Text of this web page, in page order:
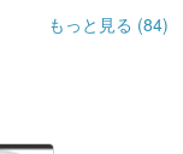
もっと見る (84)